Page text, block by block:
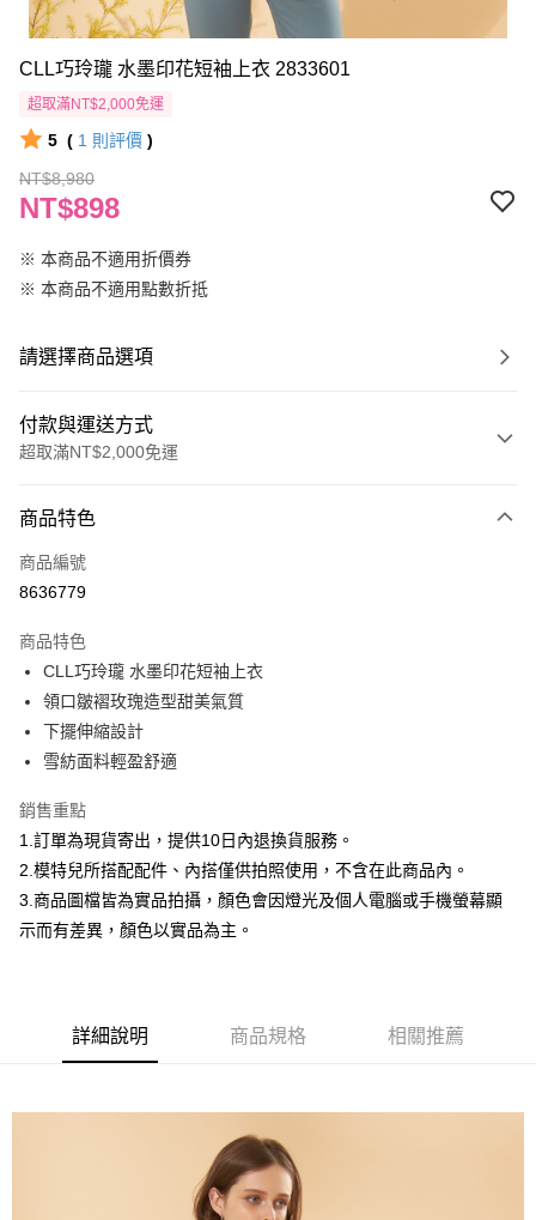
CLL巧玲瓏 水墨印花短袖上衣 2833601
超取滿NT$2,000免運
5 ( 1 則評價 )
NT$8,980
NT$898
※ 本商品不適用折價券
※ 本商品不適用點數折抵
請選擇商品選項
付款與運送方式
超取滿NT$2,000免運
信用卡一次付款
信用卡分期付款
合作金庫商業銀行
華南商業銀行
上海商業儲蓄銀行
國泰世華商業銀行
臺灣中小企業銀行
聯邦商業銀行
元大商業銀行
永豐商業銀行
台新國際商業銀行
中國信託商業銀行
台灣樂天信用卡公司
超商取貨付款
LINE Pay
Apple Pay
悠遊付
Google Pay
大哥付你分期
2.付款方式選擇「大哥付你分期」，訂單成立後會自動跳轉到大哥付的交易
流程，驗證手機門號後，選擇欲分期的期數、繳款截止日，確認付款後即完
4.訂單成立30分鐘內，如未前往確認交易或遇審核未通過，訂單將自動取
消。如遇「轉專審核」未通過狀況，表示未達大哥付你分期系統評分，恕無
1.分期款項不併入電信帳單，「大哥付你分期」於每月結算日後寄送繳費提
相關說明
【關於「AFTEE先享後付」】
２．便利：只要手機號碼，簡訊認證，即可結帳。
３．安心：先確認商品／服務後，再付款。
【「AFTEE先享後付」結帳流程】
每筆NT$120，滿NT$2,000(含以上)免運費
商品特色
商品編號
8636779
商品特色
CLL巧玲瓏 水墨印花短袖上衣
領口皺褶玫瑰造型甜美氣質
下擺伸縮設計
雪紡面料輕盈舒適
銷售重點
1.訂單為現貨寄出，提供10日內退換貨服務。
2.模特兒所搭配配件、內搭僅供拍照使用，不含在此商品內。
3.商品圖檔皆為實品拍攝，顏色會因燈光及個人電腦或手機螢幕顯
示而有差異，顏色以實品為主。
詳細說明 商品規格 相關推薦